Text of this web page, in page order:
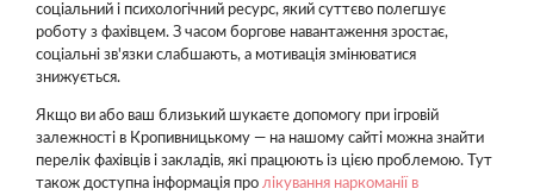
соціальний і психологічний ресурс, який суттєво полегшує
роботу з фахівцем. З часом боргове навантаження зростає,
соціальні зв'язки слабшають, а мотивація змінюватися
знижується.
Якщо ви або ваш близький шукаєте допомогу при ігровій
залежності в Кропивницькому — на нашому сайті можна знайти
перелік фахівців і закладів, які працюють із цією проблемою. Тут
також доступна інформація про лікування наркоманії в